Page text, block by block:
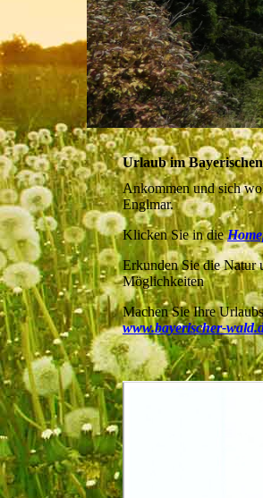
Urlaub im
Ankommen und sich
Englmar.
Klicken Sie in die
Erkunden Sie die Natur
Möglichkeiten
Machen Sie Ihre
www.bayerischer-